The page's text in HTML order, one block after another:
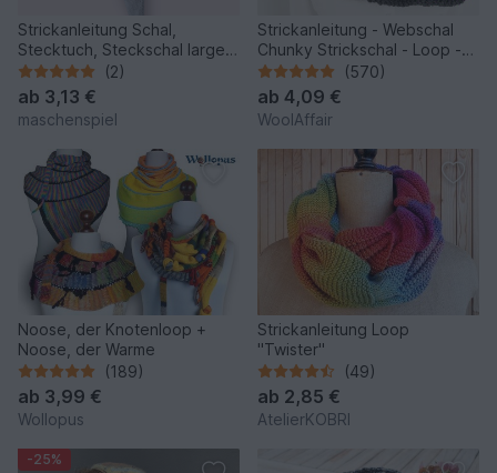
Strickanleitung Schal,
Stecktuch, Steckschal large,
Neckwarmer, #330
(2)
ab 3,13 €
maschenspiel
Strickanleitung - Webschal
Chunky Strickschal - Loop -
No.111
(570)
ab 4,09 €
WoolAffair
Noose, der Knotenloop +
Noose, der Warme
(189)
ab 3,99 €
Wollopus
Strickanleitung Loop
"Twister"
(49)
ab 2,85 €
AtelierKOBRI
-25%